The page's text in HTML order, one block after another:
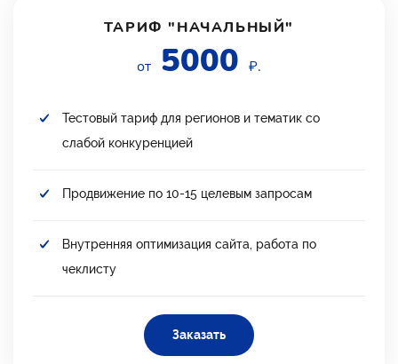
ТАРИФ "НАЧАЛЬНЫЙ"
от 5000 ₽.
Тестовый тариф для регионов и тематик со
слабой конкуренцией
Продвижение по 10-15 целевым запросам
Внутренняя оптимизация сайта, работа по
чеклисту
Заказать